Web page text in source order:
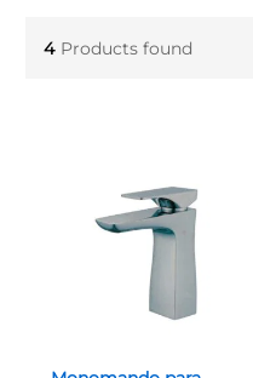
4 Products found